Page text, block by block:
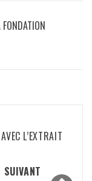
L’EXTRAIT
SUIVANT